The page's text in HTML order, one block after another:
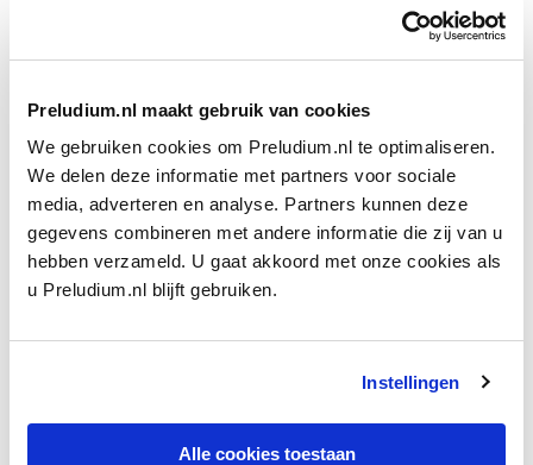
Preludium.nl maakt gebruik van cookies
We gebruiken cookies om Preludium.nl te optimaliseren.
We delen deze informatie met partners voor sociale
media, adverteren en analyse. Partners kunnen deze
gegevens combineren met andere informatie die zij van u
hebben verzameld. U gaat akkoord met onze cookies als
u Preludium.nl blijft gebruiken.
Instellingen
Alle cookies toestaan
consumptiebon. Al loont uiteraard ook het gevoel iets voor de
werkgelegenheid te hebben gedaan. Immers: de directeur,
De directeur, afdeling marketing, kassamensen,
schoonmakers, posterplakker en barmedewerkers
kregen wél betaald
In het restaurant van de advertentie mag de uitverkoren band
overigens wel zijn cd’s verkopen. Helaas leert de ervaring dat
je als zelfwinkelierend artiest weinig omzet maakt omdat a. je